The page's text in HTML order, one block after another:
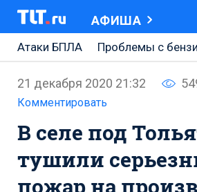
АФИША
Атаки БПЛА
Проблемы с
АВТОВАЗ
Ремонт Центральной площади
Ремонт Обводного шоссе
Набережная Тольятти
Неделя Тольятти
21 декабря 2020 21:32
Комментировать
В селе под
тушили
пожар на